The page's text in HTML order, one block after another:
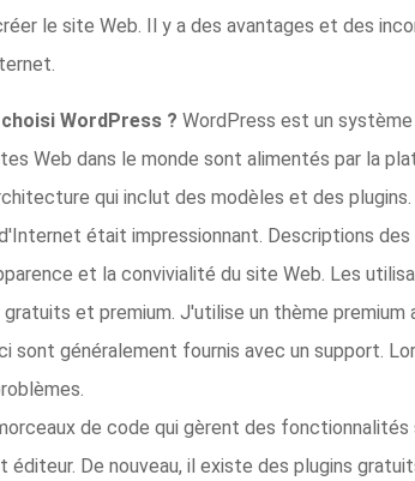
le site Web. Il y a des avantages et des
WordPress ? WordPress est un
Web dans le monde sont alimentés par la
qui inclut des modèles et des
était impressionnant. Descriptions
et la convivialité du site Web. Les
et premium. J'utilise un thème premium
sont généralement fournis avec un support.
de code qui gèrent des
De nouveau, il existe des plugins